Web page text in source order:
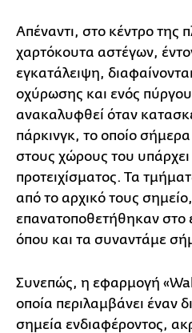
Απέναντι, στο κέντρο της
χαρτόκουτα αστέγων,
εγκατάλειψη,
οχύρωσης και ενός
ανακαλυφθεί όταν
πάρκινγκ, το οποίο σήμερα
στους χώρους του
προτειχίσματος. Τα
από το αρχικό τους
επανατοποθετήθηκαν στο
όπου και τα συναντάμε
Συνεπώς, η εφαρμογή
οποία περιλαμβάνει έναν
σημεία ενδιαφέροντος,